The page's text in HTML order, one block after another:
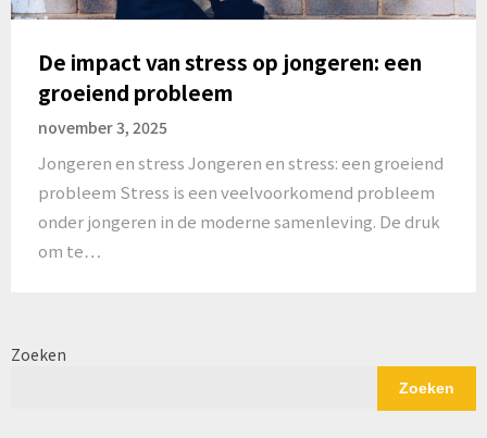
De impact van stress op jongeren: een
groeiend probleem
november 3, 2025
Jongeren en stress Jongeren en stress: een groeiend
probleem Stress is een veelvoorkomend probleem
onder jongeren in de moderne samenleving. De druk
om te…
Zoeken
Zoeken